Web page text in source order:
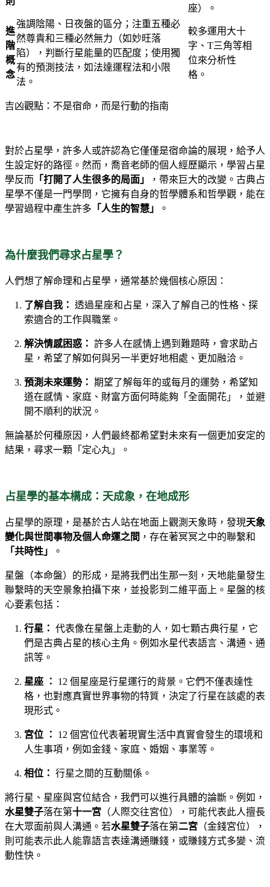
座） 。
進
階
概
念
強調陰陽、日夜盤的區分 ；注重五種必
然尊貴和三種必然無力（如妙旺落
陷），判斷行星能量的匹配度 ；使用獨
有的預測技法，如法達運程法和小限
法 。
較多運用大十
字、T三角等相
位來分析性
格 。
吉凶觀點：不是宿命，而是行動的指南
對於占星學，許多人或許認為它僅僅是宿命論的展現，給予人
生設定好的路徑。然而，喬音老師的個人經歷顯示，學習占星
學反而 「打開了人生很多的局面」
，帶來巨大的改變。古典占
星學不僅是一門學問，它擁有自身的哲學體系和哲學觀，能在
學習過程中產生許多 「人生的智慧」 。
為什麼我們尋求占星學？
人們想了解命理和占星學，通常基於幾個核心原因：
了解自我： 透過星座和占星，深入了解自己的性格、探
索適合的工作與職業。
解決情感困惑： 許多人在感情上遇到難題時，會求助占
星，希望了解如何與另一半更好地相處、更加融洽。
預測未來運勢： 期望了解每年的或每月的運勢，希望知
道在感情、家庭、財富方面何時能夠「全面開花」，並避
開不順利的狀況。
無論基於何種原因，人們最終都希望對未來有一個更加安定的
結果，尋求一顆「定心丸」。
占星學的基本構成：天成象，在地成形
占星學的原理，是基於古人站在地面上觀測天象時，發現天象
變化與世間事物及個人命運之間 ，存在著冥冥之中的聯繫和
「共時性」
。
星盤（本命盤）的形成，是將我們出生那一刻，天地能量發生
聯繫時的天空景象拍攝下來，並投影到二維平面上。星盤的核
心要素包括：
行星： 代表像在星盤上走動的人，如七顆古典行星，它
們是古典占星的核心主角。例如水星代表語言、溝通、通
訊等。
星座 ：
12 個星座是行星運行的背景。它們不僅表達性
格，也對應真實世界事物的特質，決定了行星在該處的表
現形式。
宮位 ：
12 個宮位代表著現實生活中真實會發生的環境和
人生事項，例如金錢、家庭、婚姻、事業等。
相位： 行星之間的互動關係。
將行星、星座與宮位結合，我們可以進行具體的論斷。例如，
水星雙子落在第十一宮 （人際交往宮位），可能代表此人擅長
在大眾面前與人溝通。若水星雙子落在第二宮 （金錢宮位），
則可能表示此人能靠語言表達溝通賺錢，或賺錢方式多變、流
動性快。